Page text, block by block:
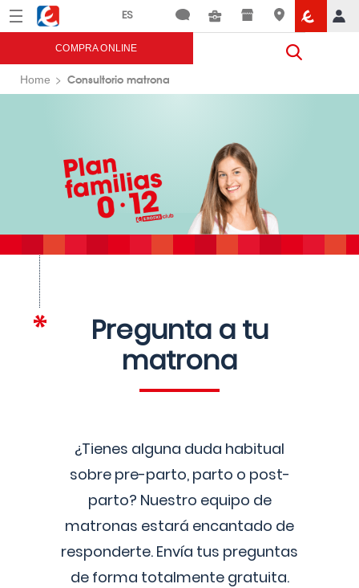
Menú Eroski
COMPRA ONLINE
Home Consultorio matrona
Pregunta a tu
matrona
¿Tienes alguna duda habitual
sobre pre-parto, parto o post-
parto? Nuestro equipo de
matronas estará encantado de
responderte. Envía tus preguntas
de forma totalmente gratuita.